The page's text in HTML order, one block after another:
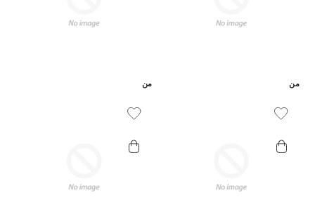
من من
Add To Wishlist
Add To Wishlist